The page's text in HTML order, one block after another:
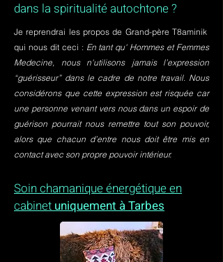
dans la spiritualité autochtone ?
Je reprendrai les propos de Grand-père T8aminik
qui nous dit ceci : En tant qu' Hommes et Femmes
Medecine, nous n'utilisons jamais l’expression
“guérisseur” dans le cadre de notre travail. Nous
considérons que cette expression est risquée car
une personne venant vers nous dans un espoir de
guérison pourrait nous remettre tout son pouvoir,
alors que chacun d’entre nous doit être mis en
contact avec son propre pouvoir intérieur.
Soin chamanique énergétique en
cabinet uniquement à Tarbes